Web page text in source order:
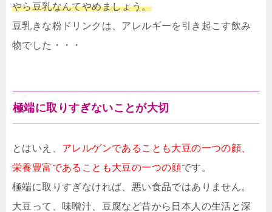
やら豆乳なんてやめましょう。
豆乳きな粉ドリンクは、アレルギーを引き起こす飲み
物でした・・・
極端に取りすぎないことが大切
とはいえ、 アレルゲンであることも大豆の一つの顔、
栄養豊富であることも大豆の一つの顔です。
極端に取りすぎなければ、悪い食品ではありません。
大豆って、味噌汁、豆腐など昔から日本人の生活と深